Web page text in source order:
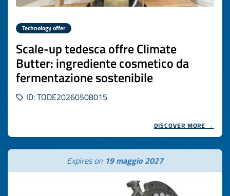
Technology offer
Scale-up tedesca offre Climate
Butter: ingrediente cosmetico da
fermentazione sostenibile
ID: TODE20260508015
DISCOVER MORE →
Expires on 19 maggio 2027